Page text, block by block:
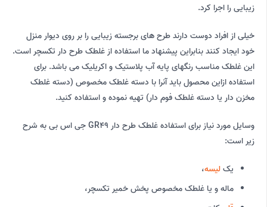
زیبایی را اجرا کرد.
خیلی از افراد دوست دارند طرح های برجسته زیبایی را بر روی دیوار منزل
خود ایجاد کنند بنابراین پیشنهاد ما استفاده از غلطک طرح دار تکسچر است.
این غلطک مناسب رنگهای پایه آب پلاستیک و اکریلیک می باشد. برای
استفاده ازاین محصول باید آنرا با دسته غلطک مخصوص (دسته غلطک
مخزن دار یا دسته غلطک فوم دار) تهیه نموده و استفاده کنید.
وسایل مورد نیاز برای استفاده غلطک طرح دار GR49 جی اس بی به شرح
زیر است:
یکلیسه،
ماله و یا غلطک مخصوص پخش خمیر تکسچر،